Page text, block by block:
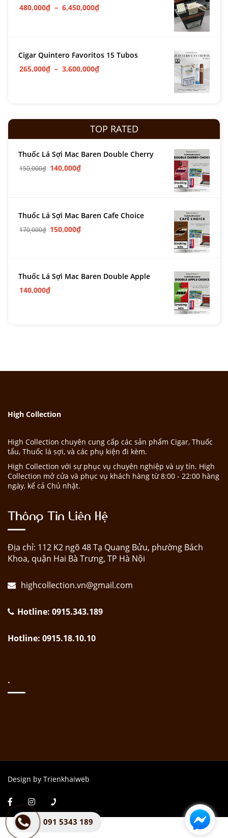
480,000₫ – 6,450,000₫
Cigar Quintero Favoritos 15 Tubos
265,000₫ – 3,600,000₫
TOP RATED
Thuốc Lá Sợi Mac Baren Double Cherry
150,000₫ 140,000₫
Thuốc Lá Sợi Mac Baren Cafe Choice
170,000₫ 150,000₫
Thuốc Lá Sợi Mac Baren Double Apple
140,000₫
High Collection
High Collection chuyên cung cấp các sản phẩm Cigar, Thuốc
tẩu, Thuốc lá sợi, và các phụ kiện đi kèm.
High Collection với sự phục vụ chuyên nghiệp và uy tín. High
Collection mở cửa và phục vụ khách hàng từ 8:00 - 22:00 hàng
ngày, kể cả Chủ nhật.
Thông Tin Liên Hệ
Địa chỉ: 112 K2 ngõ 48 Tạ Quang Bửu, phường Bách
Khoa, quận Hai Bà Trưng, TP Hà Nội
highcollection.vn@gmail.com
Hotline: 0915.343.189
Hotline: 0915.18.10.10
.
Design by Trienkhaiweb
091 5343 189